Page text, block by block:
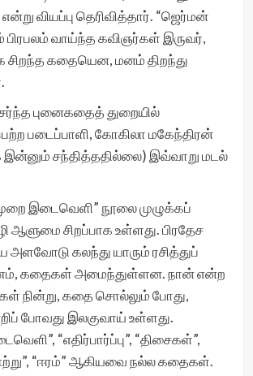
வியப்பு தெரிவித்தார். “ஜெர்மன்
பிரபலம் வாய்ந்த கவிஞர்கள் இருவர்,
சிறந்த கதையென, மனம் திறந்து
புனைகதைத் துறையில்
பெற்ற படைப்பாளி, கோகிலா மகேந்திரன்
இன்னும் சந்தித்ததில்லை) இவ்வாறு மடல்
இடைவெளி” நூலை முழுக்கப்
ஆளுமை சிறப்பாக உள்ளது. பிரதேச
கலந்து யாரும் ரசித்துப்
கதைகள் அமைந்துள்ளன. நான் என்ற
நின்று, கதை சொல்லும் போது,
போவது இலகுவாய் உள்ளது.
“எதிர்பார்ப்பு”, “திசைகள்”,
“ஈரம்” ஆகியவை நல்ல கதைகள்.